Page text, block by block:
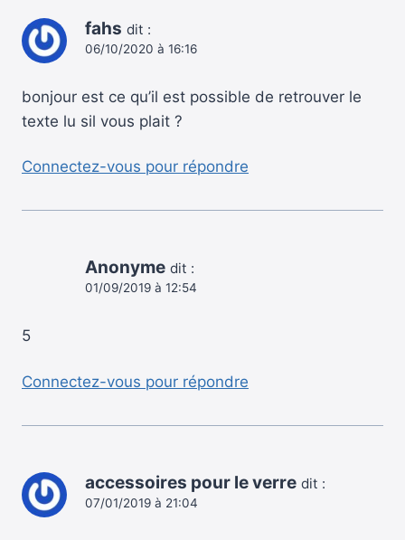
fahs dit :
06/10/2020 à 16:16
bonjour est ce qu’il est possible de retrouver le
texte lu sil vous plait ?
Connectez-vous pour répondre
Anonyme dit :
01/09/2019 à 12:54
5
Connectez-vous pour répondre
accessoires pour le verre dit :
07/01/2019 à 21:04